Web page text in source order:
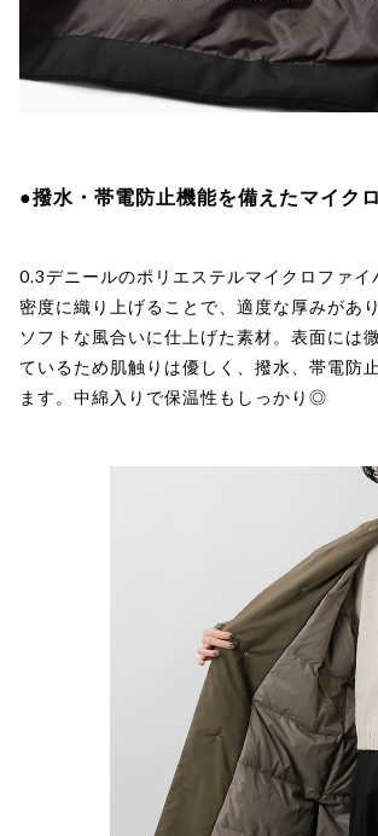
●撥水・帯電防止機能を備えたマイク
0.3デニールのポリエステルマイクロファイ
密度に織り上げることで、適度な厚みがあ
ソフトな風合いに仕上げた素材。表面には
ているため肌触りは優しく、撥水、帯電防
ます。中綿入りで保温性もしっかり◎